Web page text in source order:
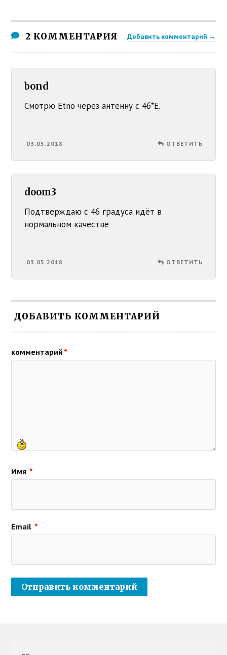
2 КОММЕНТАРИЯ Добавить комментарий →
bond
Смотрю Etno через антенну с 46*Е.
03.05.2018 ОТВЕТИТЬ
doom3
Подтверждаю с 46 градуса идёт в
нормальном качестве
03.05.2018 ОТВЕТИТЬ
ДОБАВИТЬ КОММЕНТАРИЙ
комментарий *
Имя *
Email *